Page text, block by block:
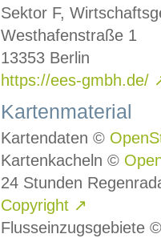
Sektor F,
Westhafenstraße 1
13353 Berlin
https://ees-gmbh.de/
Kartenmaterial
Kartendaten ©
Kartenkacheln ©
24 Stunden
Copyright ↗
Flusseinzugsgebiete